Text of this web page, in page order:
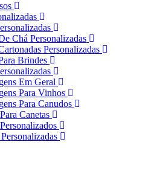
Chá Personalizadas
Personalizadas
Brindes
Em Geral
Para Vinhos
Para Canudos
Canetas